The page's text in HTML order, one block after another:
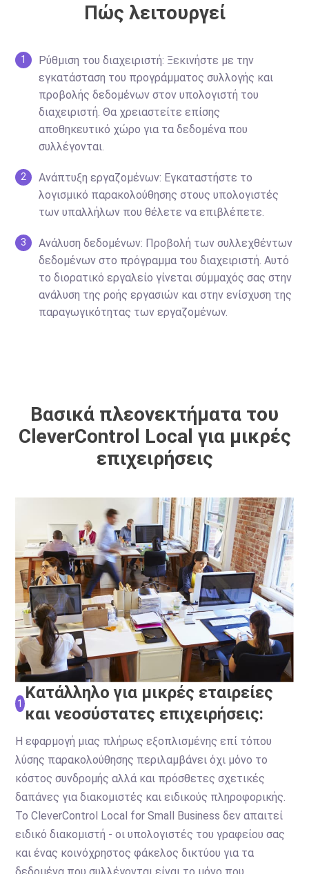
Πώς λειτουργεί
1
Ρύθμιση του διαχειριστή: Ξεκινήστε με την
εγκατάσταση του προγράμματος συλλογής και
προβολής δεδομένων στον υπολογιστή του
διαχειριστή. Θα χρειαστείτε επίσης
αποθηκευτικό χώρο για τα δεδομένα που
συλλέγονται.
2
Ανάπτυξη εργαζομένων: Εγκαταστήστε το
λογισμικό παρακολούθησης στους υπολογιστές
των υπαλλήλων που θέλετε να επιβλέπετε.
3
Ανάλυση δεδομένων: Προβολή των συλλεχθέντων
δεδομένων στο πρόγραμμα του διαχειριστή. Αυτό
το διορατικό εργαλείο γίνεται σύμμαχός σας στην
ανάλυση της ροής εργασιών και στην ενίσχυση της
παραγωγικότητας των εργαζομένων.
Βασικά πλεονεκτήματα του
CleverControl Local για μικρές
επιχειρήσεις
1
Κατάλληλο για μικρές εταιρείες
και νεοσύστατες επιχειρήσεις:
Η εφαρμογή μιας πλήρως εξοπλισμένης επί τόπου
λύσης παρακολούθησης περιλαμβάνει όχι μόνο το
κόστος συνδρομής αλλά και πρόσθετες σχετικές
δαπάνες για διακομιστές και ειδικούς πληροφορικής.
Το CleverControl Local for Small Business δεν απαιτεί
ειδικό διακομιστή - οι υπολογιστές του γραφείου σας
και ένας κοινόχρηστος φάκελος δικτύου για τα